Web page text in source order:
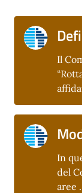
Il
In
del
aree